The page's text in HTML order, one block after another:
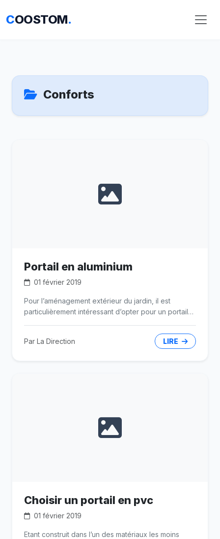
COOSTOM.
Conforts
Portail en aluminium
01 février 2019
Pour l’aménagement extérieur du jardin, il est
particulièrement intéressant d’opter pour un portail
Par La Direction LIRE
Choisir un portail en pvc
01 février 2019
Etant construit dans l’un des matériaux les moins